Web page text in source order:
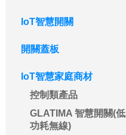
IoT智慧開關
開關蓋板
IoT智慧家庭商材
控制類產品
GLATIMA 智慧開關(低
功耗無線)